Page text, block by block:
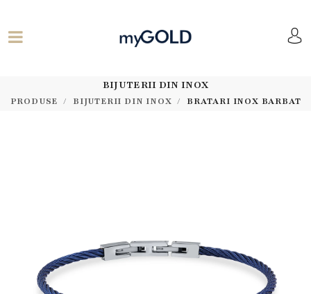
BIJUTERII DIN INOX
PRODUSE BIJUTERII DIN INOX BRATARI INOX BARBAT